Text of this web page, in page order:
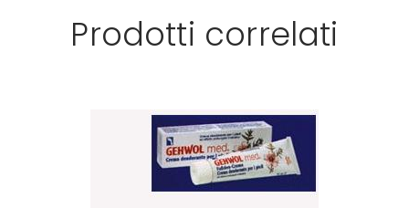
Prodotti correlati